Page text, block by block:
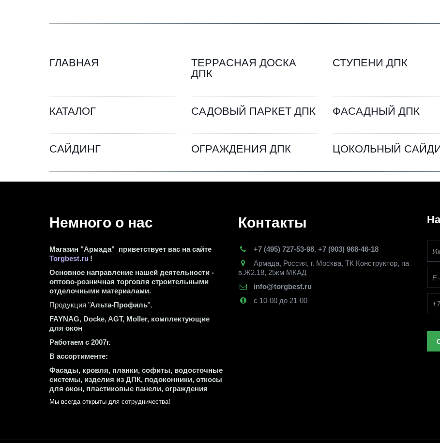
ГЛАВНАЯ
ТЕРРАСНАЯ ДОСКА
ДПК
СТУПЕНИ ДПК
КАТАЛОГ САДОВЫЙ ПАРКЕТ ДПК ФАСАДНЫЙ ДПК
САЙДИНГ ОГРАЖДЕНИЯ ДПК ЦОКОЛЬНЫЙ
Немного о нас
Магазин "Армада"  приветствует вас на сайте
Torgbest.ru !
Основное направление нашей деятельности -
оптово-розничная торговля строительными
отделочными материалами.
Продукция "Альта-Профиль",
FAYNAG, Docke, AGT, Moller, комплектующие
для окон
Работаем с 2007г.
В ассортименте:
Фасады, кровля, планки, софиты, водосточные
системы, изделия из ДПК, подоконники, откосы
для окон, пластиковые панели, ограждения
Мы всегда открыты для сотрудничества!
Контакты
+7 (495) 727-53-98, +7 (903) 968-46-18
Армада, Россия, г. Москва, ТК Конструктор, па
в.Ж2.18, 25км МКАД
info@torgbest.ru
с 10-00 до 21-00